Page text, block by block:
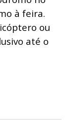
à feira.
ou
até o